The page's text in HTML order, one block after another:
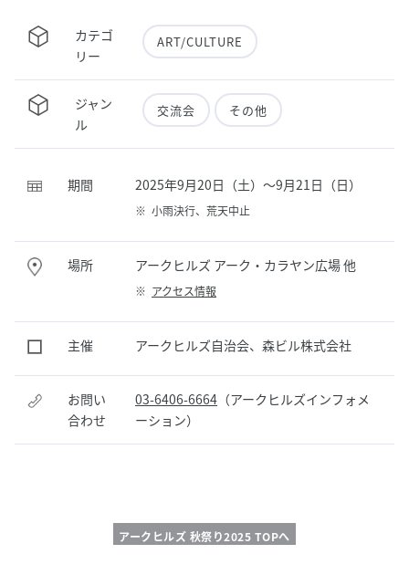
カテゴ
リー
ART/CULTURE
ジャン
ル
交流会 その他
期間 2025年9月20日（土）～9月21日（日）
※ 小雨決行、荒天中止
場所 アークヒルズ アーク・カラヤン広場 他
※ アクセス情報
主催 アークヒルズ自治会、森ビル株式会社
お問い
合わせ
03-6406-6664 （アークヒルズインフォメ
ーション）
アークヒルズ 秋祭り2025 TOPへ